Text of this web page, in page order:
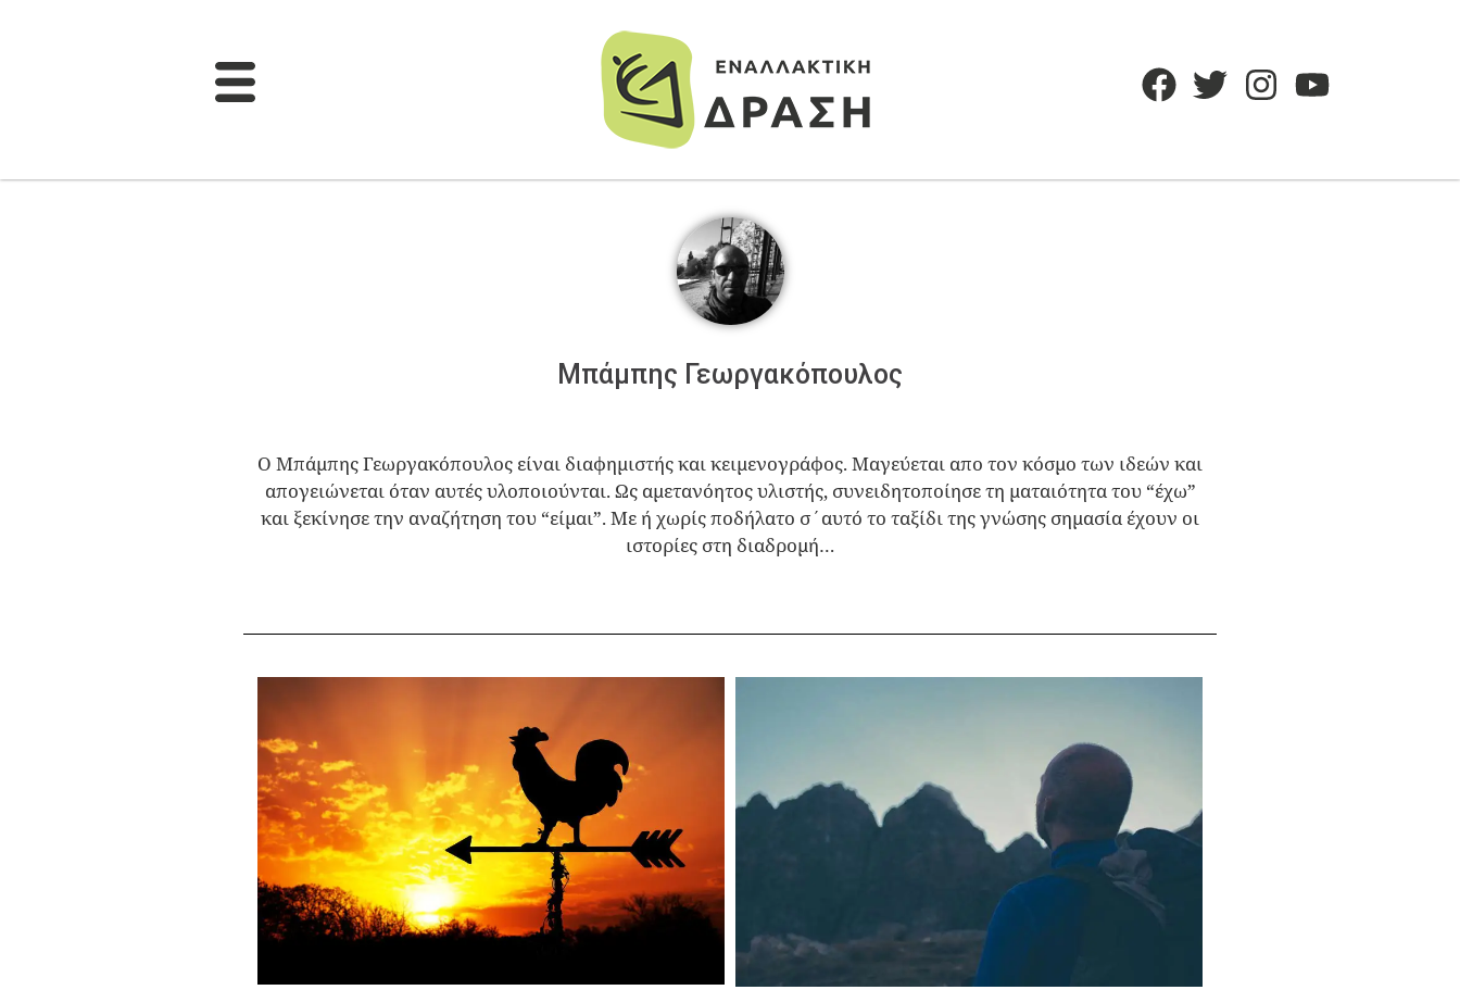
Μπάμπης Γεωργακόπουλος
Ο Μπάμπης Γεωργακόπουλος είναι διαφημιστής και κειμενογράφος. Μαγεύεται απο τον κόσμο των ιδεών και
απογειώνεται όταν αυτές υλοποιούνται. Ως αμετανόητος υλιστής, συνειδητοποίησε τη ματαιότητα του “έχω”
και ξεκίνησε την αναζήτηση του “είμαι”. Με ή χωρίς ποδήλατο σ΄αυτό το ταξίδι της γνώσης σημασία έχουν οι
ιστορίες στη διαδρομή…